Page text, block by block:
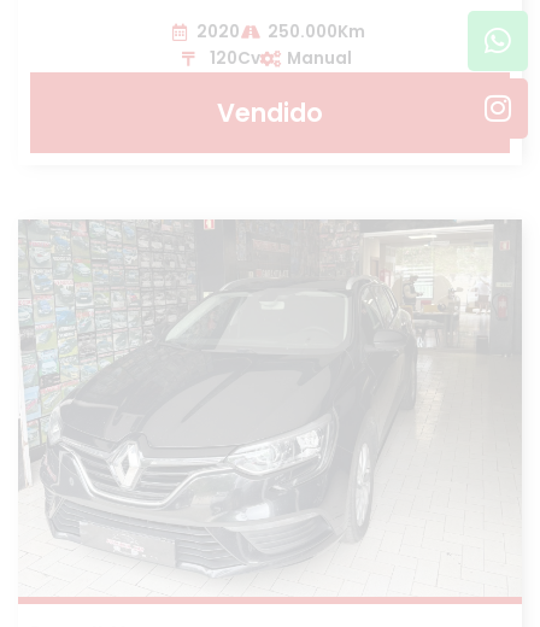
2020
250.000Km
120Cv
Manual
Vendido